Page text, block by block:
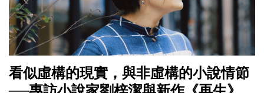
看似虛構的現實，與非虛構的小說情節